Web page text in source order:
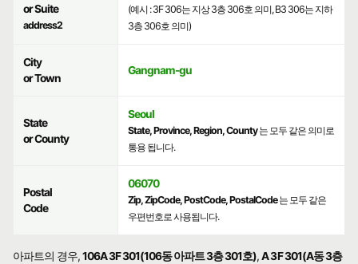
or Suite
address2
(예시 : 3F 306는 지상 3층 306호 의미, B3 306는 지하
3층 306호 의미)
City
or Town
Gangnam-gu
State
or County
Seoul
State, Province, Region, County는 모두 같은 의미로
통용 됩니다.
Postal
Code
06070
Zip, ZipCode, PostCode, PostalCode는 모두 같은
우편번호로 사용됩니다.
아파트의 경우,106A 3F 301(106동 아파트 3층 301호),A 3F 301(A동 3층